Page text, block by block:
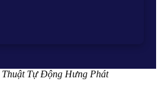
Tự Động Hưng Phát